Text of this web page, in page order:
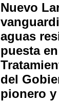
Nuevo
aguas
puesta
del
pionero